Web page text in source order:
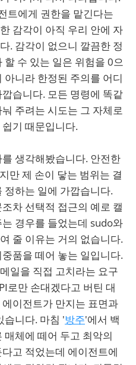
트에게 권한을 맡긴다는
감각이 아직 우리 안에 자
. 감각이 없으니 깔끔한 정
할 수 있는 일은 위험을 0으
니라 한정된 주의를 어디
습니다. 모든 명령에 똑같
주려는 시도는 그 자체로
기 때문입니다.
생각해봤습니다. 안전한
만 제 손이 닿는 범위는 결
정하는 일에 가깝습니다.
차 선택적 접근의 예로 캘
경우를 들었는데 sudo와
줄 이유는 거의 없습니다.
품을 떼어 놓는 일입니다.
일을 직접 고치라는 요구
로만 손대겠다고 버틴 대
이전트가 만지는 표면과
습니다. 마침 '방주'에서 백
체에 떼어 두고 최악의
고 적었는데 에이전트에